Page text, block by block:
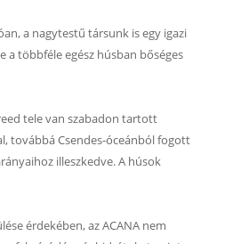
a nagytestű társunk is egy igazi
a többféle egész húsban bőséges
tele van szabadon tartott
továbbá Csendes-óceánból fogott
illeszkedve. A húsok
érdekében, az ACANA nem